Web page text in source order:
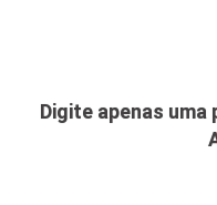
Digite apenas uma